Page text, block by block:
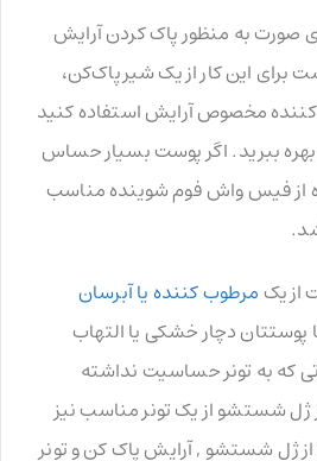
صورت به منظور پاک کردن آرایش
برای این کار از یک شیرپاک‌کن،
مخصوص آرایش استفاده کنید
ببرید. اگر پوست بسیار حساس
از فیس واش فوم شوینده مناسب
از یک مرطوب کننده یا آبرسان
دچار خشکی یا التهاب
که به تونر حساسیت نداشته
ژل شستشو از یک تونر مناسب نیز
از ژل شستشو , آرایش پاک کن و تونر